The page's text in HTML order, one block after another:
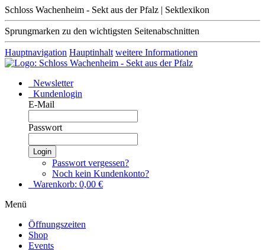
Schloss Wachenheim - Sekt aus der Pfalz | Sektlexikon
Sprungmarken zu den wichtigsten Seitenabschnitten
Hauptnavigation Hauptinhalt weitere Informationen
Newsletter
Kundenlogin
E-Mail
Passwort
Login
Passwort vergessen?
Noch kein Kundenkonto?
Warenkorb: 0,00 €
Menü
Öffnungszeiten
Shop
Events